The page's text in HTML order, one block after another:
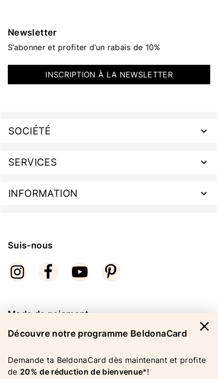
Newsletter
S’abonner et profiter d’un rabais de 10%
INSCRIPTION À LA NEWSLETTER
SOCIÉTÉ
SERVICES
INFORMATION
Suis-nous
Mode de paiement
Découvre notre programme BeldonaCard
Demande ta BeldonaCard dès maintenant et profite
de 20% de réduction de bienvenue*!
close